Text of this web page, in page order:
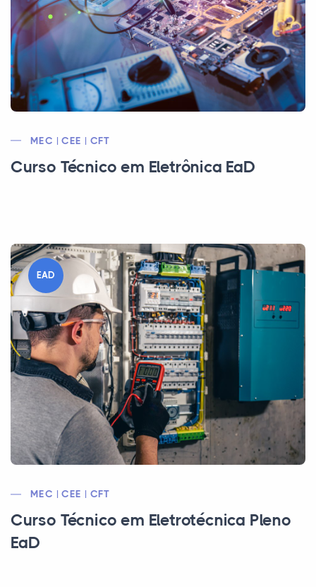
MEC | CEE | CFT
Curso Técnico em Eletrônica EaD
EAD
MEC | CEE | CFT
Curso Técnico em Eletrotécnica Pleno
EaD